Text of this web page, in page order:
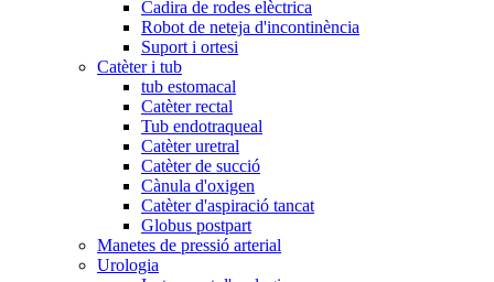
Cadira de rodes elèctrica
Robot de neteja d'incontinència
Suport i ortesi
Catèter i tub
tub estomacal
Catèter rectal
Tub endotraqueal
Catèter uretral
Catèter de succió
Cànula d'oxigen
Catèter d'aspiració tancat
Globus postpart
Manetes de pressió arterial
Urologia